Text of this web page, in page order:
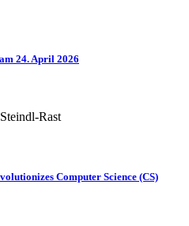
24. April 2026
Rast
Computer Science (CS)